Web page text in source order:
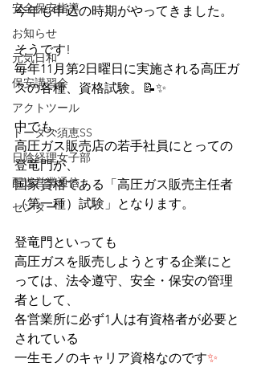
安全保安指導
お知らせ
元気日和
保安講習会
アクトツール
トータス須恵SS
日陰経理女子部
配送営業通信
センター
今年も申込の時期がやってきました。
そうです!
毎年11月第2日曜日に実施される高圧ガ
スの各種、資格試験。📝✨
中でも、
高圧ガス販売店の若手社員にとっての
登竜門が、
国家資格である「高圧ガス販売主任者
（第一種）試験」となります。
登竜門といっても
高圧ガスを販売しようとする企業にと
っては、法令遵守、安全・保安の管理
者として、
各営業所に必ず1人は有資格者が必要と
されている
一生モノのキャリア資格なのです✨